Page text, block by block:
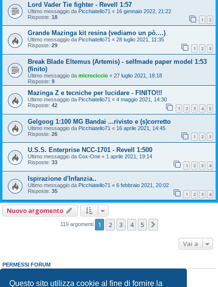
Questo sito utilizza cookie al fine di fornire la
Lord Vader Tie fighter - Revell 1:57
Ultimo messaggio da Picchiatello71 « 16 gennaio 2022, 21:22
Risposte: 18 1 2
Grande Mazinga kit resina (vediamo un pò....)
Ultimo messaggio da Picchiatello71 « 28 luglio 2021, 11:35
Risposte: 29 1 2 3
Break Blade Eltemus (Artemis) - selfmade paper model 1:53
(finito)
Ultimo messaggio da microciccio « 27 luglio 2021, 18:18
Risposte: 9
Mazinga Z e tecniche per lucidare - FINITO!!!
Ultimo messaggio da Picchiatello71 « 4 maggio 2021, 14:30
Risposte: 42 1 2 3 4 5
Gelgoog 1:100 MG Bandai ...rivisto e (s)corretto
Ultimo messaggio da Picchiatello71 « 16 aprile 2021, 14:45
Risposte: 26 1 2 3
U.S.S. Enterprise NCC-1701 - Revell 1:500
Ultimo messaggio da Cox-One « 1 aprile 2021, 19:14
Risposte: 33 1 2 3 4
Ispirazione d'Infanzia..
Ultimo messaggio da Picchiatello71 « 6 febbraio 2021, 20:02
Risposte: 35 1 2 3 4
Nuovo argomento
119 argomenti 1 2 3 4 5
Vai a
PERMESSI FORUM
Non puoirispondere negli argomenti